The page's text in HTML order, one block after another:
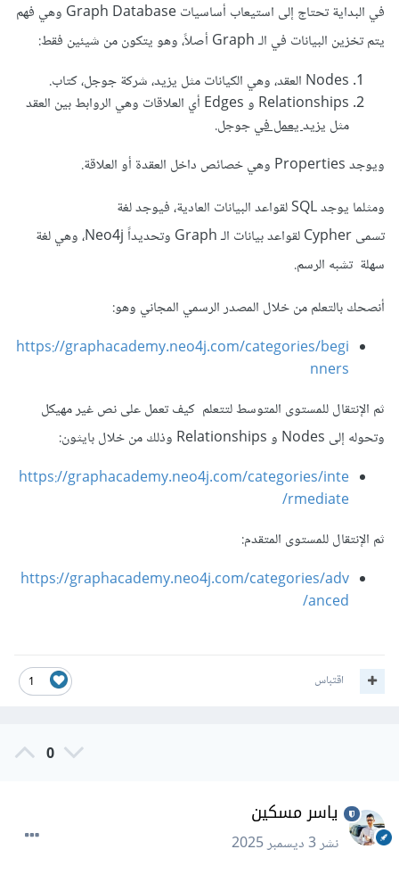
في البداية تحتاج إلى استيعاب أساسيات Graph Database وهي فهم
يتم تخزين البيانات في الـ Graph أصلاً، وهو يتكون من شيئين فقط:
Nodes العقد، وهي الكيانات مثل يزيد، شركة جوجل، كتاب.
Relationships و Edges أي العلاقات وهي الروابط بين العقد
مثل يزيديعمل فيجوجل.
ويوجد Properties وهي خصائص داخل العقدة أو العلاقة.
ومثلما يوجد SQL لقواعد البيانات العادية، فيوجد لغة
تسمى Cypher لقواعد بيانات الـ Graph وتحديداً Neo4j، وهي لغة
سهلة تشبه الرسم.
أنصحك بالتعلم من خلال المصدر الرسمي المجاني وهو:
https://graphacademy.neo4j.com/categories/begi
nners
ثم الإنتقال للمستوى المتوسط لتتعلم كيف تعمل على نص غير مهيكل
وتحوله إلى Nodes و Relationships وذلك من خلال بايثون:
https://graphacademy.neo4j.com/categories/inte
rmediate/
ثم الإنتقال للمستوى المتقدم:
https://graphacademy.neo4j.com/categories/adv
anced/
1 اقتباس
0
ياسر مسكين
نشر3 ديسمبر 2025